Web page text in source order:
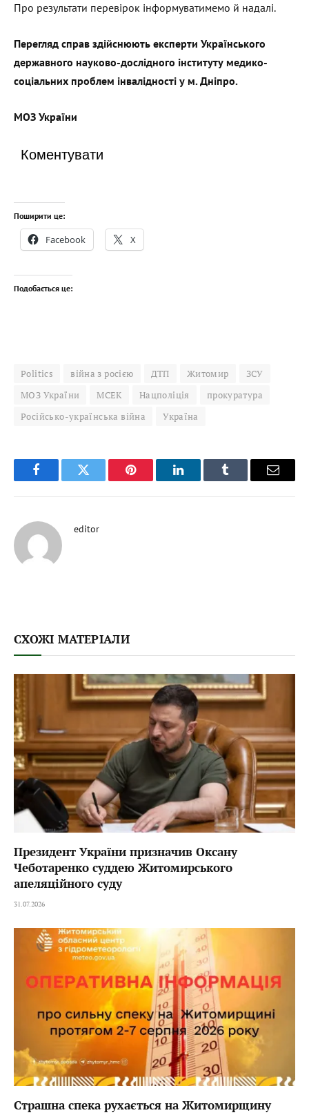
Про результати перевірок інформуватимемо й надалі.
Перегляд справ здійснюють експерти Українського
державного науково-дослідного інституту медико-
соціальних проблем інвалідності у м. Дніпро.
МОЗ України
Коментувати
Поширити це:
Facebook X
Подобається це:
Politics війна з росією ДТП Житомир
ЗСУ
МОЗ України
МСЕК Нацполіція
прокуратура
Російсько-українська війна
Україна
FacebookTwitter Pinterest LinkedInTumblr Email
editor
СХОЖІ МАТЕРІАЛИ
Президент України призначив Оксану
Чеботаренко суддею Житомирського
апеляційного суду
31.07.2026
Страшна спека рухається на Житомирщину